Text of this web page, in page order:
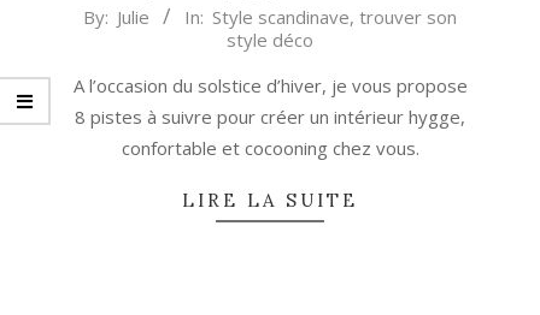
2023-
22
By: Julie In: Style scandinave, trouver son
style déco
A l’occasion du solstice d’hiver, je vous propose
8 pistes à suivre pour créer un intérieur hygge,
confortable et cocooning chez vous.
LIRE LA SUITE